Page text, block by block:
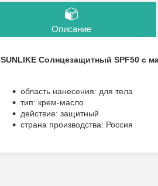
Описание
SUNLIKE Солнцезащитный SPF50 с
область нанесения: для тела
тип: крем-масло
действие: защитный
страна производства: Россия